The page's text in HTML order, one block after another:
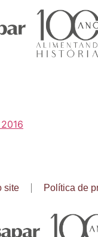
site Política de